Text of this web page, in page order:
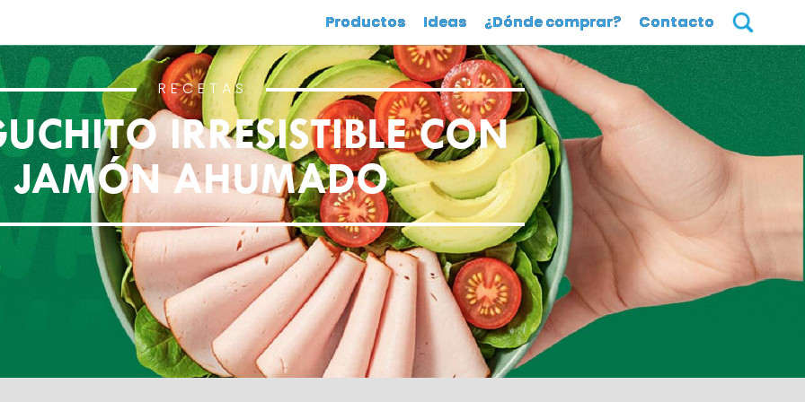
Productos Ideas ¿Dónde comprar? Contacto
RECETAS
IRRESISTIBLE CON
JAMÓN AHUMADO